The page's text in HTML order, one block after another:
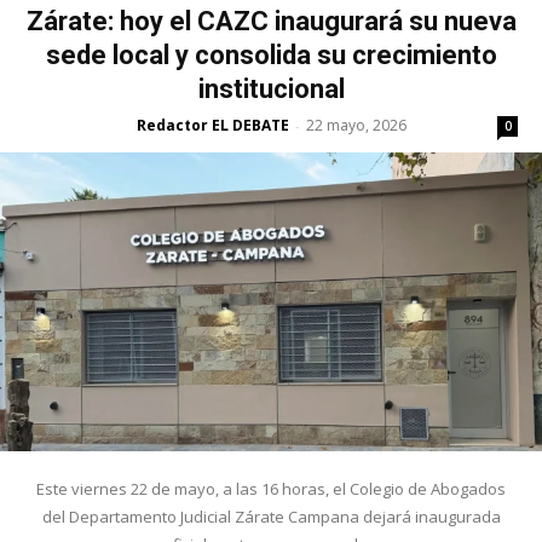
Zárate: hoy el CAZC inaugurará su nueva
sede local y consolida su crecimiento
institucional
Redactor EL DEBATE - 22 mayo, 2026 0
Este viernes 22 de mayo, a las 16 horas, el Colegio de Abogados
del Departamento Judicial Zárate Campana dejará inaugurada